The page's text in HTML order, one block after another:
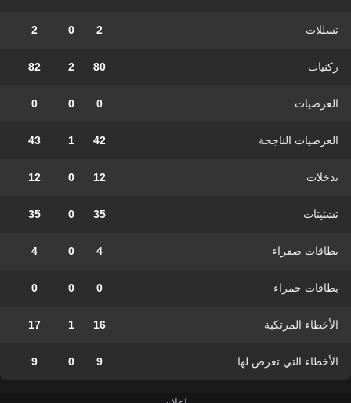
تسللات 2
0
2
ركنيات 80
2
82
العرضيات 0
0
0
العرضيات الناجحة 42
1
43
تدخلات 12
0
12
تشتيتات 35
0
35
بطاقات صفراء 4
0
4
بطاقات حمراء 0
0
0
الأخطاء المرتكبة 16
1
17
الأخطاء التي تعرض لها 9
0
9